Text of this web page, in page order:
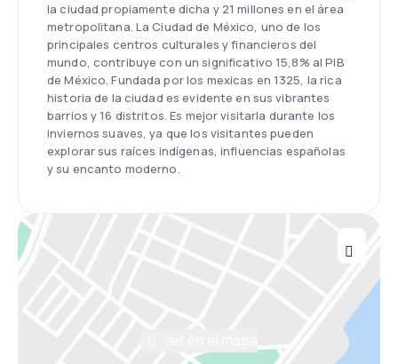
la ciudad propiamente dicha y 21 millones en el área
metropolitana. La Ciudad de México, uno de los
principales centros culturales y financieros del
mundo, contribuye con un significativo 15,8% al PIB
de México. Fundada por los mexicas en 1325, la rica
historia de la ciudad es evidente en sus vibrantes
barrios y 16 distritos. Es mejor visitarla durante los
inviernos suaves, ya que los visitantes pueden
explorar sus raíces indígenas, influencias españolas
y su encanto moderno.